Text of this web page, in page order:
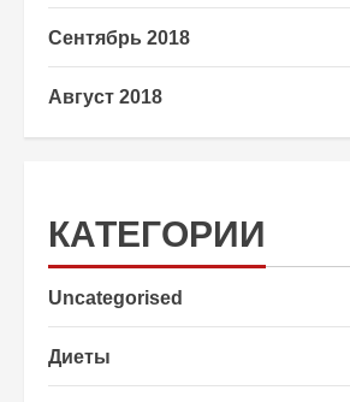
Сентябрь 2018
Август 2018
КАТЕГОРИИ
Uncategorised
Диеты